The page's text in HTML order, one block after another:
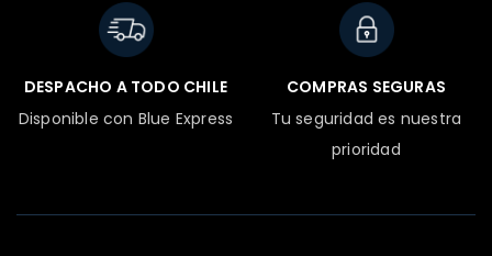
DESPACHO A TODO CHILE
Disponible con Blue Express
COMPRAS SEGURAS
Tu seguridad es nuestra
prioridad